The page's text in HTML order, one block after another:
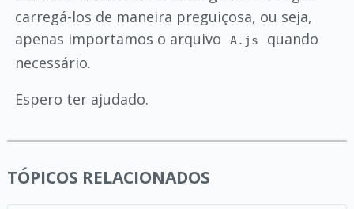
carregá-los de maneira preguiçosa, ou seja,
apenas importamos o arquivo
A.js
quando
necessário.
Espero ter ajudado.
TÓPICOS RELACIONADOS